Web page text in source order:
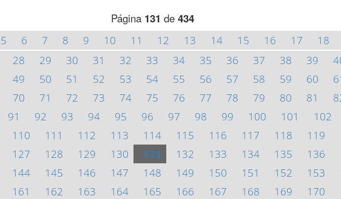
Página 131 de 434
5 6 7 8 9 10 11 12 13 14 15 16 17 18
28 29 30 31 32 33 34 35 36 37 38 39
49 50 51 52 53 54 55 56 57 58 59 60
70 71 72 73 74 75 76 77 78 79 80 81
91 92 93 94 95 96 97 98 99 100 101 102
110 111 112 113 114 115 116 117 118 119
127 128 129 130 131 132 133 134 135 136
144 145 146 147 148 149 150 151 152 153
161 162 163 164 165 166 167 168 169 170